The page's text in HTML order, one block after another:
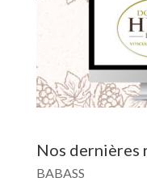
Nos dernières
BABASS